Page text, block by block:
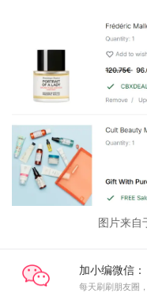
图片来自
加小编微信：
每天刷刷朋友圈